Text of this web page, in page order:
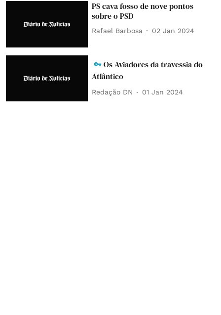
PS cava fosso de nove pontos
sobre o PSD
Rafael Barbosa 02 Jan 2024
Os Aviadores da travessia do
Atlântico
Redação DN 01 Jan 2024